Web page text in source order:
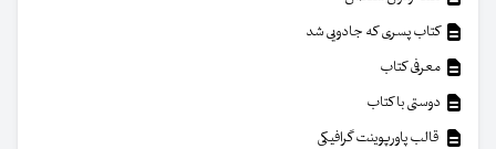
کتاب پسری که جادویی شد
معرفی کتاب
دوستی با کتاب
قالب پاورپوینت گرافیکی